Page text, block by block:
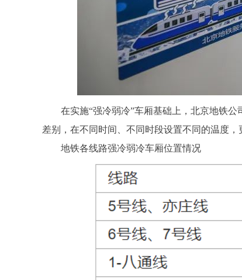
在实施“强冷弱冷”车厢基础上，北京地铁公
差别，在不同时间、不同时段设置不同的温度，
地铁各线路强冷弱冷车厢位置情况